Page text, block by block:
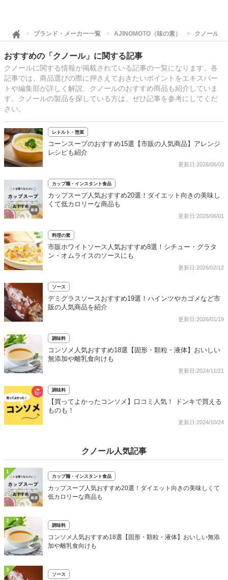
ブランド・メーカー一覧 AJINOMOTO（味の素） クノール
おすすめの「クノール」に関する記事
クノールに関する情報が掲載されている記事の一覧になります。各
記事では、商品選びの際に押さえておきたいポイントをエキスパー
トや編集部が詳しく解説、クノールのおすすめ商品も紹介していま
す。クノールの製品を探している方は、ぜひ記事を参考にしてくだ
さい。
レトルト・惣菜
コーンスープのおすすめ15選【市販の人気商品】アレンジ
レシピも紹介
更新日:2026/06/03
カップ麺・インスタント食品
カップスープ人気おすすめ20選！ダイエット向きの美味し
くて低カロリーな商品も
更新日:2026/06/01
料理の素
市販ホワイトソース人気おすすめ8選！シチュー・グラタ
ン・オムライスのソースにも
更新日:2026/02/12
ソース
デミグラスソースおすすめ19選！ハインツやカゴメなど市
販の人気商品を紹介
更新日:2026/01/19
調味料
コンソメ人気おすすめ18選【固形・顆粒・液体】おいしい
無添加や離乳食向けも
更新日:2024/11/21
調味料
【買ってよかったコンソメ】口コミ人気！ ドンキで買える
ものも！
更新日:2024/10/24
クノール人気記事
1
カップ麺・インスタント食品
カップスープ人気おすすめ20選！ダイエット向きの美味しくて
低カロリーな商品も
2
調味料
コンソメ人気おすすめ18選【固形・顆粒・液体】おいしい無添
加や離乳食向けも
3
ソース